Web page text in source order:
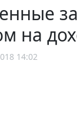
на
14:02